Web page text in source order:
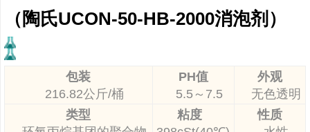
（陶氏UCON-50-HB-2000消泡剂）
包装
216.82公斤/桶
PH值
5.5～7.5
外观
无色透明
类型
粘度
性质